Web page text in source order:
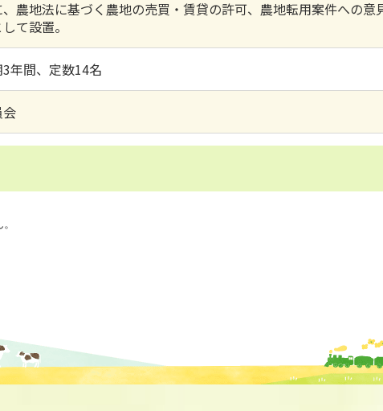
農地法に基づく農地の売買・賃貸の許可、農地転用案件への
て設置。
年間、定数14名
会